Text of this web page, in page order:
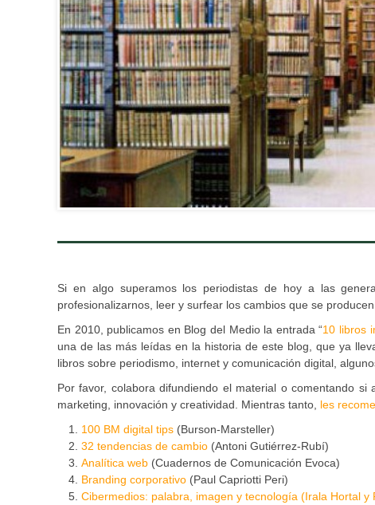
Si en algo superamos los periodistas de hoy a las
profesionalizarnos, leer y surfear los cambios que se
En 2010, publicamos en Blog del Medio la entrada “10 libros
una de las más leídas en la historia de este blog, que ya
libros sobre periodismo, internet y comunicación digital,
Por favor, colabora difundiendo el material o comentando
marketing, innovación y creatividad. Mientras tanto, les
100 BM digital tips (Burson-Marsteller)
32 tendencias de cambio (Antoni Gutiérrez-Rubí)
Analítica web (Cuadernos de Comunicación Evoca)
Branding corporativo (Paul Capriotti Peri)
Cibermedios: palabra, imagen y tecnología (Irala Hortal y